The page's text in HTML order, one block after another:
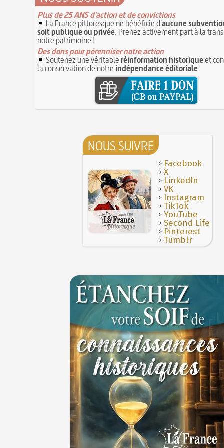
30 juin 1559 : Henri II est mortellement
coup de lance lors d’un tournoi 30 JUIN
Thérapeutique alcoolique au Moyen Âge 29
Plus de 25 ANS d'action et de convictions
La France pittoresque ne bénéficie d'aucune
soit publique ou privée. Prenez activement part à la
notre patrimoine !
Des dons pour pérenniser notre action
Soutenez une véritableréinformation historiqueet
la conservation de notre indépendance éditoriale
NOUS SUIVRE
> Facebook
>X
> LinkedIn
>VK
> Instagram
>TikTok
>YouTube
>Second Life
> Pinterest
>Tumblr